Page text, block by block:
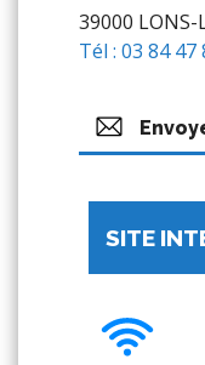
39000 LONS-
Tél : 03 84 47
SITE